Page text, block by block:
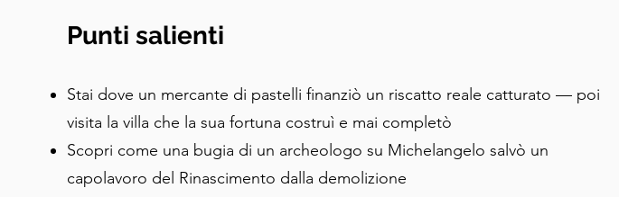
Punti salienti
Stai dove un mercante di pastelli finanziò un riscatto reale catturato — poi
visita la villa che la sua fortuna costruì e mai completò
Scopri come una bugia di un archeologo su Michelangelo salvò un
capolavoro del Rinascimento dalla demolizione